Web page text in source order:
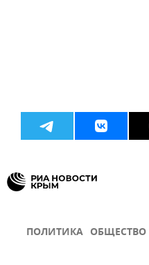
ПОЛИТИКА ОБЩЕСТВО